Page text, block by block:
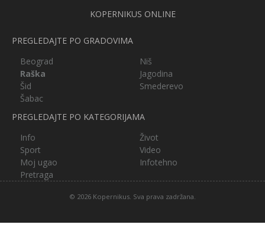
KOPERNIKUS ONLINE
PREGLEDAJTE PO GRADOVIMA
Beograd
Niš
Raška
Jagodina
Šid
Smederevo
Šabac
PREGLEDAJTE PO KATEGORIJAMA
Info
Život
Sport
Video
Moj ugao
Infotehno
Pretraga
© 2026 Kopernikus. Sva prava zadržana.